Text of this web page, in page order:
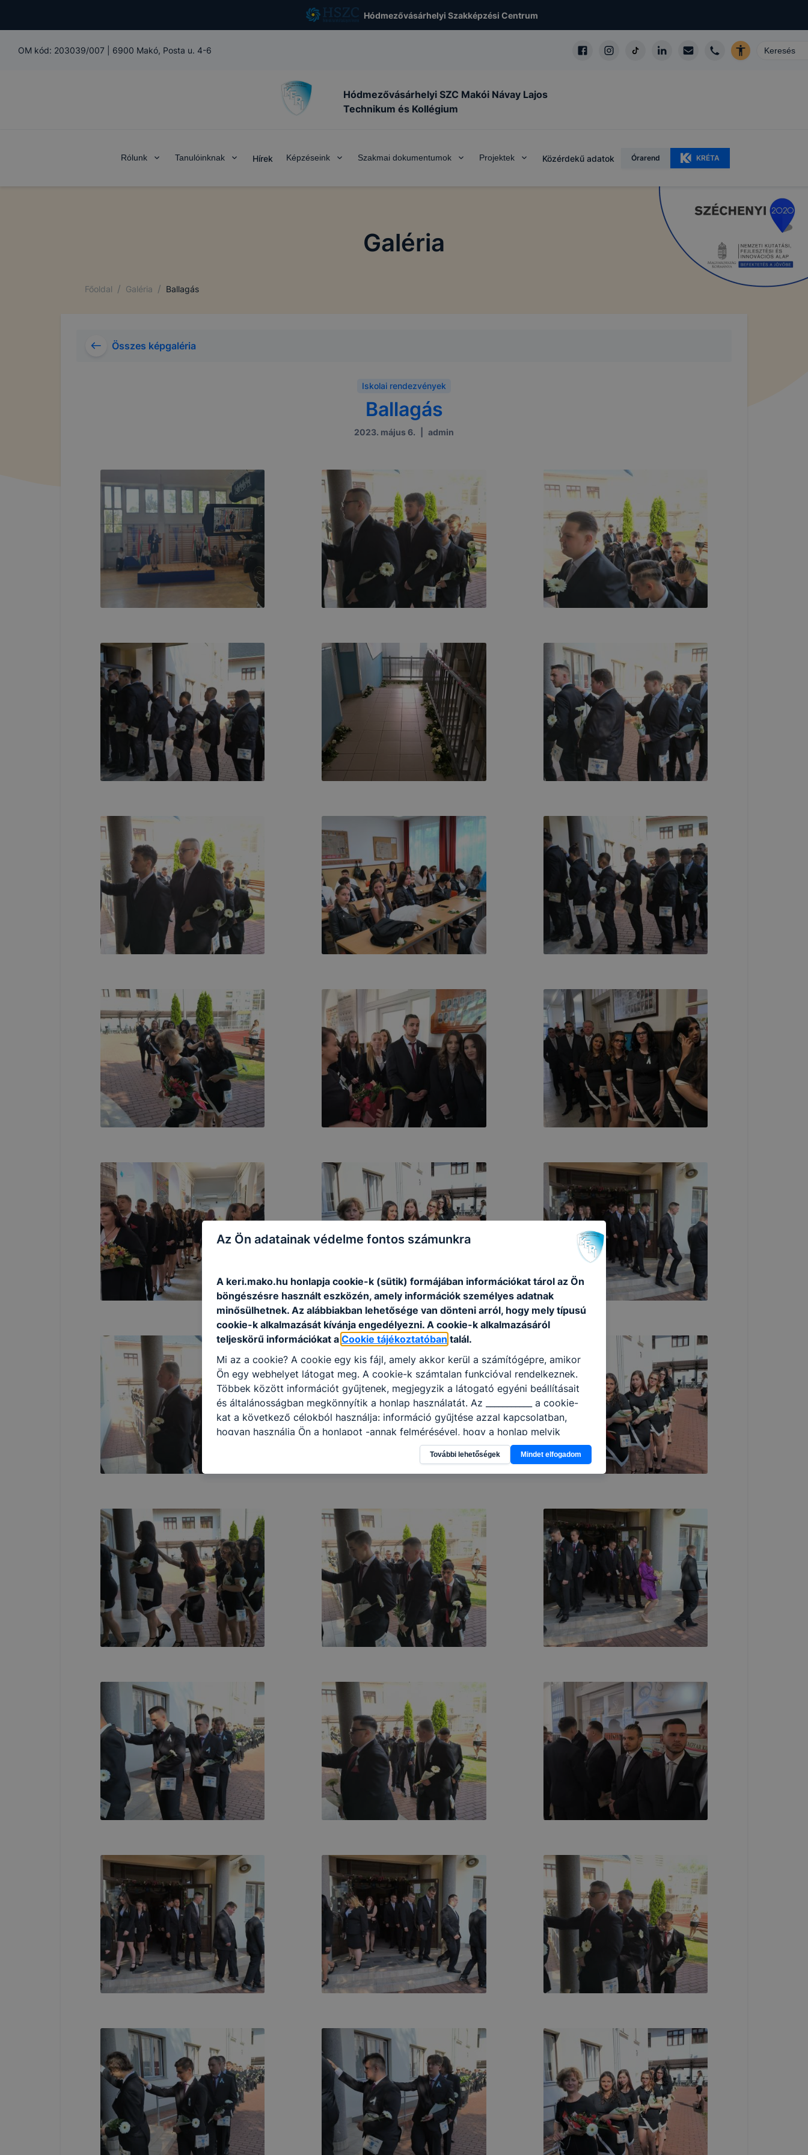
Hódmezővásárhelyi Szakképzési Centrum
OM kód: 203039/007 6900 Makó, Posta u. 4-6
Hódmezővásárhelyi SZC Makói Návay Lajos
Technikum és Kollégium
Rólunk Tanulóinknak Hírek Képzéseink Szakmai dokumentumok Projektek Közérdekű adatok Órarend KRÉTA
Galéria
Főoldal / Galéria / Ballagás
Összes képgaléria
Iskolai rendezvények
Ballagás
2023. május 6. admin
Az Ön adatainak védelme fontos számunkra
A keri.mako.hu honlapja cookie-k (sütik) formájában információkat tárol az Ön
böngészésre használt eszközén, amely információk személyes adatnak
minősülhetnek. Az alábbiakban lehetősége van dönteni arról, hogy mely típusú
cookie-k alkalmazását kívánja engedélyezni. A cookie-k alkalmazásáról
teljeskörű információkat a Cookie tájékoztatóban talál.
Mi az a cookie? A cookie egy kis fájl, amely akkor kerül a számítógépre, amikor
Ön egy webhelyet látogat meg. A cookie-k számtalan funkcióval rendelkeznek.
Többek között információt gyűjtenek, megjegyzik a látogató egyéni beállításait
és általánosságban megkönnyítik a honlap használatát. Az ___________ a cookie-
kat a következő célokból használja: információ gyűjtése azzal kapcsolatban,
hogyan használja Ön a honlapot -annak felmérésével, hogy a honlap melyik
részeit látogatja, vagy használja leginkább, így megtudhatjuk, hogyan
biztosítsunk Önnek még jobb felhasználói élményt, ha ismét meglátogatja
oldalunkat, honlap fejlesztése. Hogyan ellenőrizheti és hogyan tudja kikapcsolni a
a cookie-kat, de ezek általában megváltoztathatók. Felhívjuk figyelmét, hogy
mivel a cookie-k célja honlapunk használhatóságának és folyamatainak
megkönnyítése vagy lehetővé tétele, a cookie-k alkalmazásának
megakadályozása vagy törlése által előfordulhat, hogy felhasználóink nem
lesznek képesek honlapunk funkcióinak teljes körű használatára, vagy a honlap a
tervezettől eltérően fog működni böngészőjében.
További lehetőségek Mindet elfogadom